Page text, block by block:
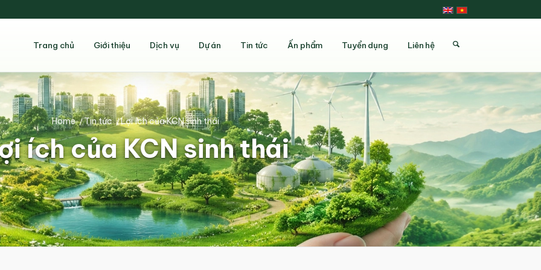
Trang chủ Giới thiệu Dịch vụ Dự án Tin tức Ấn phẩm Tuyển dụng Liên hệ
ích của KCN sinh thái
Home /Tin tức /Lợi ích của KCN sinh thái